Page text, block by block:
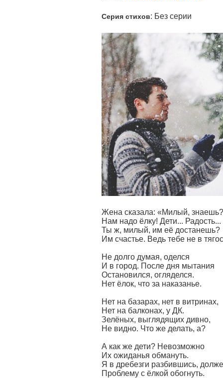
Серия стихов: Без серии
Жена сказала: «Милый, знаешь?
Нам надо ёлку! Дети... Радость...
Ты ж, милый, им её достанешь?
Им счастье. Ведь тебе не в
Не долго думая, оделся
И в город. После дня мытания
Остановился, огляделся.
Нет ёлок, что за наказанье.
Нет на базарах, нет в витринах,
Нет на балконах, у ДК.
Зелёных, выглядящих дивно,
Не видно. Что же делать, а?
А как же дети? Невозможно
Их ожиданья обмануть.
Я в дребезги разбившись,
Проблему с ёлкой обогнуть.